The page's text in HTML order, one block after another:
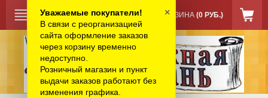
КОРЗИНА (0 РУБ.)
Уважаемые покупатели!
В связи с реорганизацией
сайта оформление заказов
через корзину временно
недоступно.
Розничный магазин и пункт
выдачи заказов работают без
изменения графика.
×